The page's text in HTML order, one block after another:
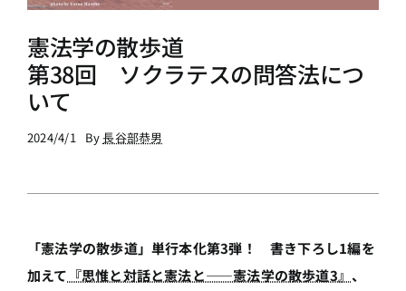
憲法学の散歩道
第38回 ソクラテスの問答法につ
いて
2024/4/1 By長谷部恭男
「憲法学の散歩道」単行本化第3弾！ 書き下ろし1編を
加えて 『思惟と対話と憲法と――憲法学の散歩道3』、